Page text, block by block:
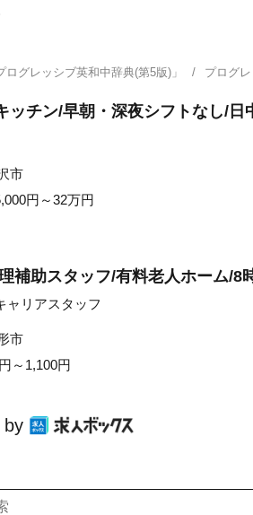
ログレッシブ英和中辞典(第5版)」 プログ
ッチン/早朝・深夜シフトなし/
市
円～32万円
補助スタッフ/有料老人ホーム/8
ャリアスタッフ
市
～1,100円
by